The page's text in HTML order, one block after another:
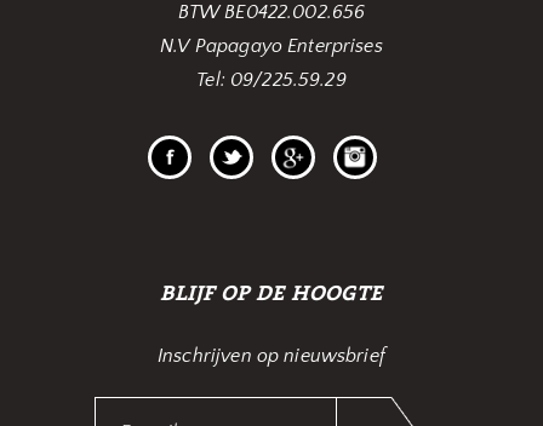
BTW BE0422.002.656
N.V Papagayo Enterprises
Tel: 09/225.59.29
BLIJF OP DE HOOGTE
Inschrijven op nieuwsbrief